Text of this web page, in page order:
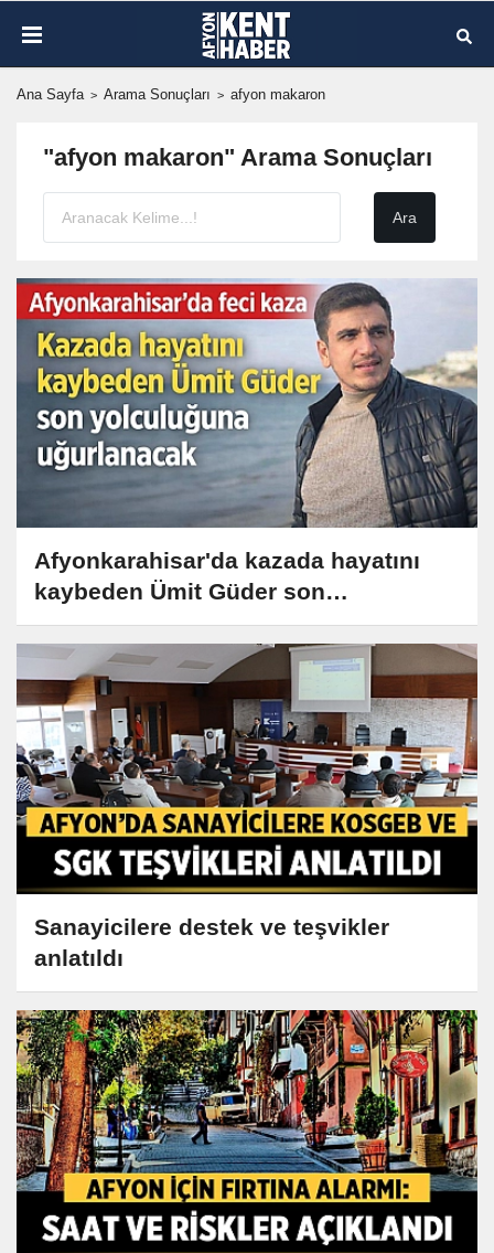
Ana Sayfa Arama Sonuçları afyon makaron
"afyon makaron" Arama Sonuçları
Afyonkarahisar'da kazada hayatını
kaybeden Ümit Güder son
yolculuğuna uğurlanacak
Sanayicilere destek ve teşvikler
anlatıldı